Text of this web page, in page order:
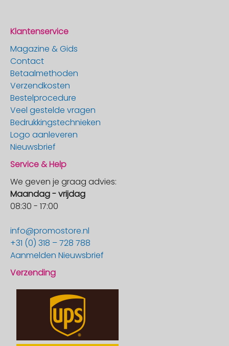
Klantenservice
Magazine & Gids
Contact
Betaalmethoden
Verzendkosten
Bestelprocedure
Veel gestelde vragen
Bedrukkingstechnieken
Logo aanleveren
Nieuwsbrief
Service & Help
We geven je graag advies:
Maandag - vrijdag
08:30 - 17:00
info@promostore.nl
+31 (0) 318 – 728 788
Aanmelden Nieuwsbrief
Verzending